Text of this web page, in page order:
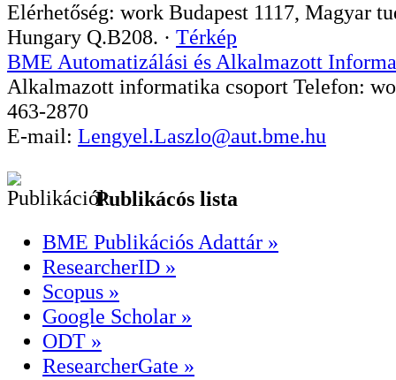
Elérhetőség: work Budapest 1117, Magyar
Hungary Q.B208. · Térkép
BME Automatizálási és Alkalmazott
Alkalmazott informatika csoport Telefon:
463-2870
E-mail: Lengyel.Laszlo@aut.bme.hu
Publikácós lista
BME Publikációs Adattár »
ResearcherID »
Scopus »
Google Scholar »
ODT »
ResearcherGate »